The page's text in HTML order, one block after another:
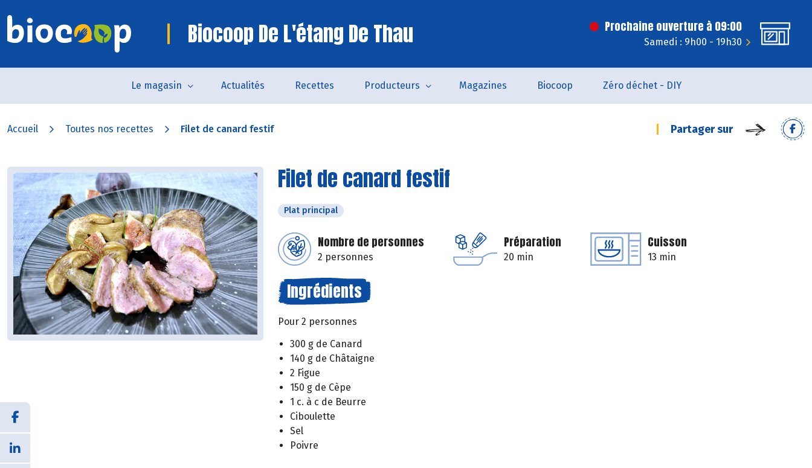
Biocoop De L'étang De Thau Prochaine ouverture à 09:00
Samedi : 9h00 - 19h30
Le magasin Actualités Recettes Producteurs Magazines Biocoop Zéro déchet - DIY
Accueil Toutes nos recettes Filet de canard festif Partager sur
Filet de canard festif
Plat principal
Nombre de personnes
2 personnes
Préparation
20 min
Cuisson
13 min
Ingrédients
Pour 2 personnes
300 g de Canard
140 g de Châtaigne
2 Figue
150 g de Cèpe
1 c. à c de Beurre
Ciboulette
Sel
Poivre